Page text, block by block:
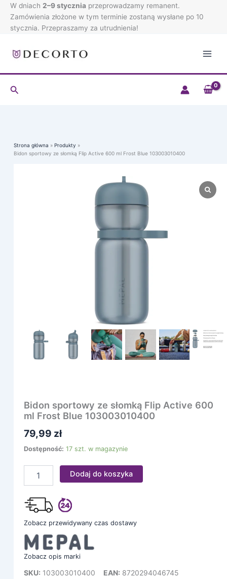
Przejdź
treści
W dniach 2–9 stycznia przeprowadzamy remanent.
Zamówienia złożone w tym terminie zostaną wysłane po 10
stycznia. Przepraszamy za utrudnienia!
Szukaj
Strona główna
Produkty
Bidon sportowy ze słomką Flip Active 600 ml Frost Blue 103003010400
Bidon sportowy ze słomką Flip Active 600
ml Frost Blue 103003010400
79,99 zł
Dostępność: 17 szt. w magazynie
Dodaj do koszyka
Zobacz przewidywany czas dostawy
Zobacz opis marki
SKU: 103003010400 EAN: 8720294046745
ze
słomką
Flip
Active
ml
Blue
103003010400